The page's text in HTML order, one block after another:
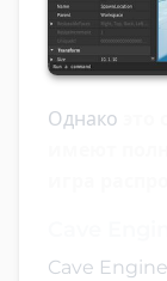
Однако
Cave